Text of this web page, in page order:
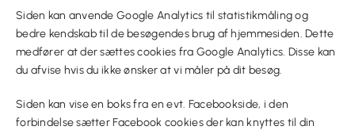
Siden kan anvende Google Analytics til statistikmåling og
bedre kendskab til de besøgendes brug af hjemmesiden. Dette
medfører at der sættes cookies fra Google Analytics. Disse kan
du afvise hvis du ikke ønsker at vi måler på dit besøg.
Siden kan vise en boks fra en evt. Facebookside, i den
forbindelse sætter Facebook cookies der kan knyttes til din